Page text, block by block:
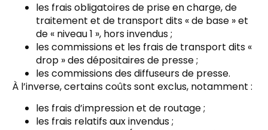
les frais obligatoires de prise en charge, de
traitement et de transport dits « de base » et
de « niveau 1 », hors invendus ;
les commissions et les frais de transport dits «
drop » des dépositaires de presse ;
les commissions des diffuseurs de presse.
À l’inverse, certains coûts sont exclus, notamment :
les frais d’impression et de routage ;
les frais relatifs aux invendus ;